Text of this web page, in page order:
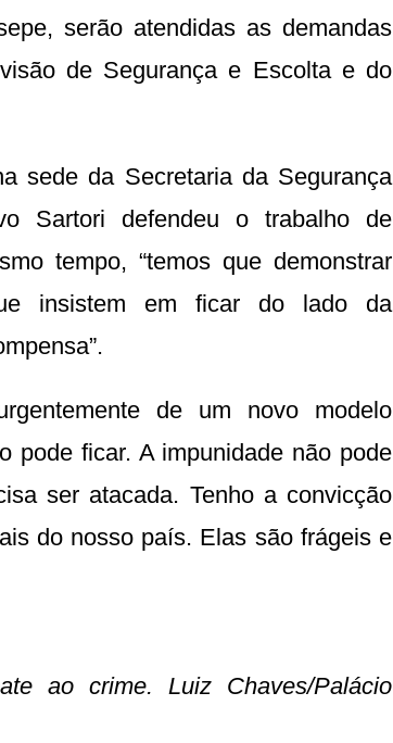
serão atendidas as demandas
de Segurança e Escolta e do
sede da Secretaria da Segurança
Sartori defendeu o trabalho de
tempo, “temos que demonstrar
insistem em ficar do lado da
de um novo modelo
pode ficar. A impunidade não pode
ser atacada. Tenho a convicção
do nosso país. Elas são frágeis e
ao crime. Luiz Chaves/Palácio